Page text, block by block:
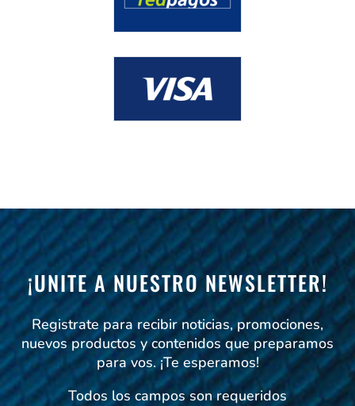
¡UNITE A NUESTRO NEWSLETTER!
Registrate para recibir noticias, promociones,
nuevos productos y contenidos que preparamos
para vos. ¡Te esperamos!
Todos los campos son requeridos